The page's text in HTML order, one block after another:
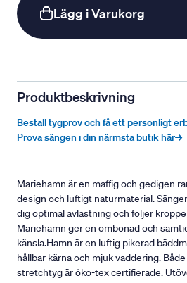
Lägg i Varukorg
Produktbeskrivning
Beställ tygprov och få ett personligt
Prova sängen i din närmsta butik här→
Mariehamn är en maffig och gedigen
design och luftigt naturmaterial.
dig optimal avlastning och följer
Mariehamn ger en ombonad och
känsla.Hamn är en luftig pikerad
hållbar kärna och mjuk vaddering.
stretchtyg är öko-tex certifierade.